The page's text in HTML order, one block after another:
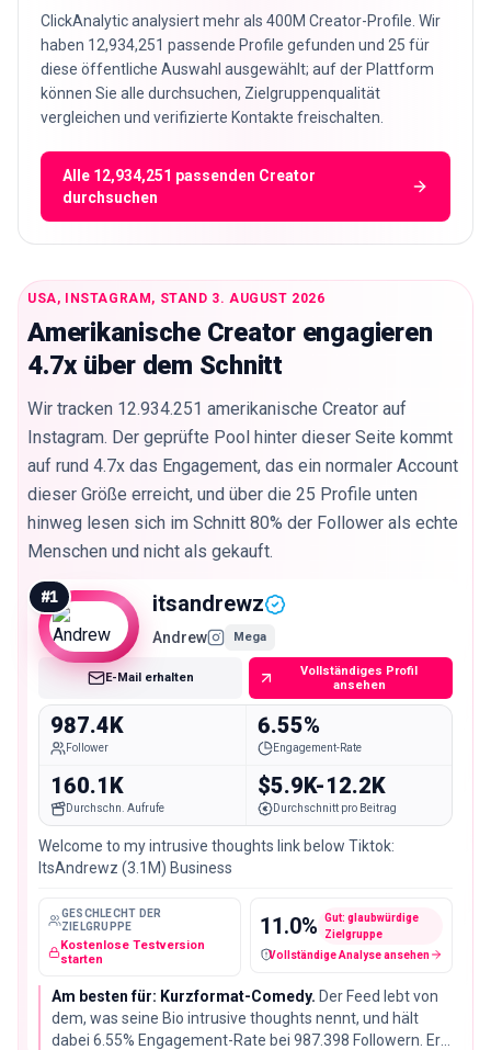
ClickAnalytic analysiert mehr als 400M Creator-Profile. Wir
haben 12,934,251 passende Profile gefunden und 25 für
diese öffentliche Auswahl ausgewählt; auf der Plattform
können Sie alle durchsuchen, Zielgruppenqualität
vergleichen und verifizierte Kontakte freischalten.
Alle 12,934,251 passenden Creator
durchsuchen
USA, INSTAGRAM, STAND 3. AUGUST 2026
Amerikanische Creator engagieren
4.7x über dem Schnitt
Wir tracken 12.934.251 amerikanische Creator auf
Instagram. Der geprüfte Pool hinter dieser Seite kommt
auf rund 4.7x das Engagement, das ein normaler Account
dieser Größe erreicht, und über die 25 Profile unten
hinweg lesen sich im Schnitt 80% der Follower als echte
Menschen und nicht als gekauft.
#1 itsandrewz
Andrew Mega
E-Mail erhalten
Vollständiges Profil
ansehen
987.4K
Follower
6.55%
Engagement-Rate
160.1K
Durchschn. Aufrufe
$5.9K-12.2K
Durchschnitt pro Beitrag
Welcome to my intrusive thoughts link below Tiktok:
ItsAndrewz (3.1M) Business
GESCHLECHT DER
ZIELGRUPPE
Kostenlose Testversion
starten
11.0%
Gut: glaubwürdige
Zielgruppe
Fake-Follower / verdächtige Konten
Vollständige Analyse ansehen
Am besten für: Kurzformat-Comedy. Der Feed lebt von
dem, was seine Bio intrusive thoughts nennt, und hält
dabei 6.55% Engagement-Rate bei 987.398 Followern. Er